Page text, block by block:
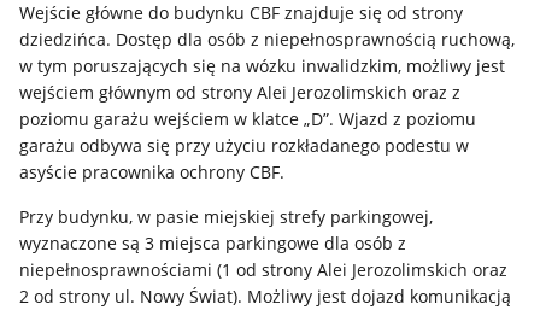
Wejście główne do budynku CBF znajduje się od strony
dziedzińca. Dostęp dla osób z niepełnosprawnością ruchową,
w tym poruszających się na wózku inwalidzkim, możliwy jest
wejściem głównym od strony Alei Jerozolimskich oraz z
poziomu garażu wejściem w klatce „D”. Wjazd z poziomu
garażu odbywa się przy użyciu rozkładanego podestu w
asyście pracownika ochrony CBF.
Przy budynku, w pasie miejskiej strefy parkingowej,
wyznaczone są 3 miejsca parkingowe dla osób z
niepełnosprawnościami (1 od strony Alei Jerozolimskich oraz
2 od strony ul. Nowy Świat). Możliwy jest dojazd komunikacją